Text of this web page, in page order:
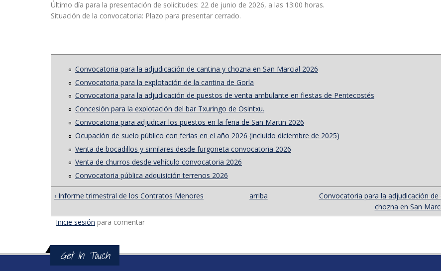
Último día para la presentación de solicitudes: 22 de junio de 2026, a las 13:00 horas.
Situación de la convocatoria: Plazo para presentar cerrado.
Convocatoria para la adjudicación de cantina y chozna en San Marcial 2026
Convocatoria para la explotación de la cantina de Gorla
Convocatoria para la adjudicación de puestos de venta ambulante en fiestas de Pentecostés
Concesión para la explotación del bar Txuringo de Osintxu.
Convocatoria para adjudicar los puestos en la feria de San Martin 2026
Ocupación de suelo público con ferias en el año 2026 (incluido diciembre de 2025)
Venta de bocadillos y similares desde furgoneta convocatoria 2026
Venta de churros desde vehículo convocatoria 2026
Convocatoria pública adquisición terrenos 2026
‹ Informe trimestral de los Contratos Menores arriba
Convocatoria para la adjudicación de
chozna en San
Inicie sesión para comentar
Get In Touch